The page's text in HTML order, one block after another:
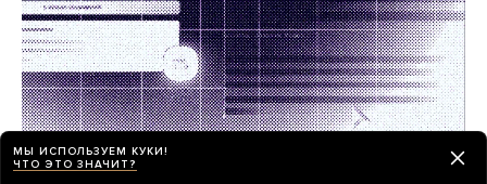
Работа в «Медузе»! Мы ищем редактора
МЫ ИСПОЛЬЗУЕМ КУКИ!
ЧТО ЭТО ЗНАЧИТ?